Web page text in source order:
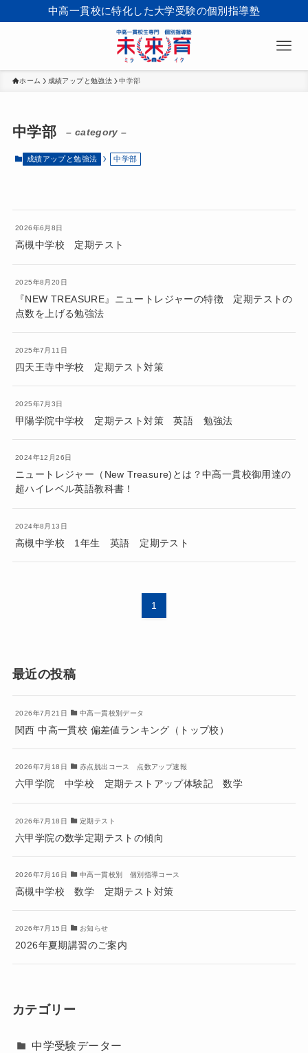
中高一貫校に特化した大学受験の個別指導塾
ホーム 成績アップと勉強法 中学部
中学部 – category –
成績アップと勉強法 中学部
2026年6月8日
高槻中学校 定期テスト
2025年8月20日
『NEW TREASURE』ニュートレジャーの特徴 定期テストの
点数を上げる勉強法
2025年7月11日
四天王寺中学校 定期テスト対策
2025年7月3日
甲陽学院中学校 定期テスト対策 英語 勉強法
2024年12月26日
ニュートレジャー（New Treasure)とは？中高一貫校御用達の
超ハイレベル英語教科書！
2024年8月13日
高槻中学校 1年生 英語 定期テスト
1
最近の投稿
2026年7月21日 中高一貫校別データ
関西 中高一貫校 偏差値ランキング（トップ校）
2026年7月18日 赤点脱出コース 点数アップ速報
六甲学院 中学校 定期テストアップ体験記 数学
2026年7月18日 定期テスト
六甲学院の数学定期テストの傾向
2026年7月16日 中高一貫校別 個別指導コース
高槻中学校 数学 定期テスト対策
2026年7月15日 お知らせ
2026年夏期講習のご案内
カテゴリー
中学受験データー